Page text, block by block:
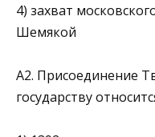
4) захват
Шемякой
А2. Присоединение
государству